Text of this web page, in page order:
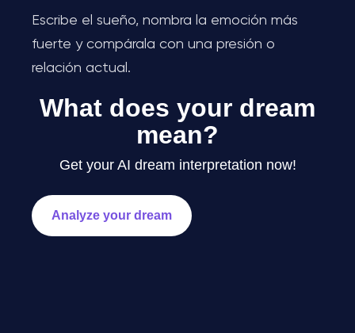
Escribe el sueño, nombra la emoción más
fuerte y compárala con una presión o
relación actual.
What does your dream
mean?
Get your AI dream interpretation now!
Analyze your dream